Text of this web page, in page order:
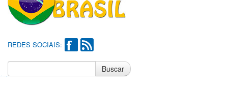
REDES SOCIAIS:
Buscar